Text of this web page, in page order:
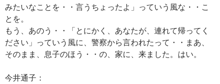
みたいなことを・・言うちょったよ」っていう風な・・こ
とを。
もう、あのう・・「とにかく、あなたが、連れて帰ってく
ださい」っていう風に、警察から言われたって・・まあ、
そのまま、息子のほう・・の、家に、来ました。はい。
今井通子：